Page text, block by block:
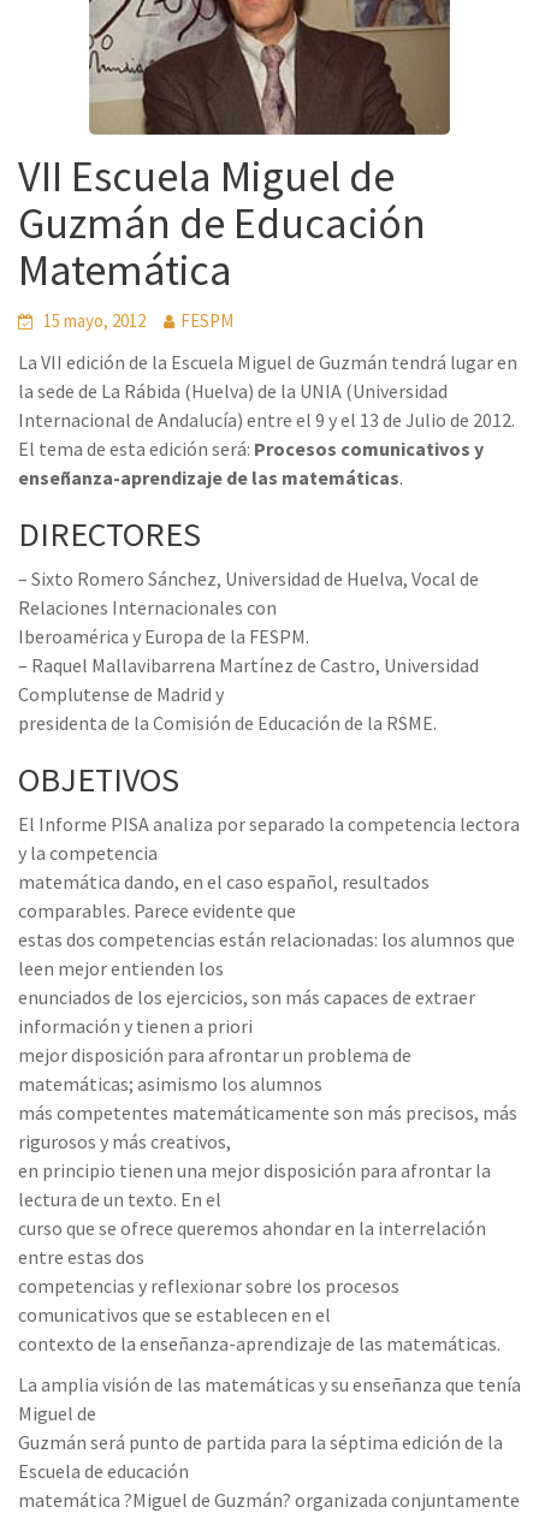
VII Escuela Miguel de
Guzmán de Educación
Matemática
15 mayo, 2012 FESPM
La VII edición de la Escuela Miguel de Guzmán tendrá lugar en
la sede de La Rábida (Huelva) de la UNIA (Universidad
Internacional de Andalucía) entre el 9 y el 13 de Julio de 2012.
El tema de esta edición será: Procesos comunicativos y
enseñanza-aprendizaje de las matemáticas.
DIRECTORES
– Sixto Romero Sánchez, Universidad de Huelva, Vocal de
Relaciones Internacionales con
Iberoamérica y Europa de la FESPM.
– Raquel Mallavibarrena Martínez de Castro, Universidad
Complutense de Madrid y
presidenta de la Comisión de Educación de la RSME.
OBJETIVOS
El Informe PISA analiza por separado la competencia lectora
y la competencia
matemática dando, en el caso español, resultados
comparables. Parece evidente que
estas dos competencias están relacionadas: los alumnos que
leen mejor entienden los
enunciados de los ejercicios, son más capaces de extraer
información y tienen a priori
mejor disposición para afrontar un problema de
matemáticas; asimismo los alumnos
más competentes matemáticamente son más precisos, más
rigurosos y más creativos,
en principio tienen una mejor disposición para afrontar la
lectura de un texto. En el
curso que se ofrece queremos ahondar en la interrelación
entre estas dos
competencias y reflexionar sobre los procesos
comunicativos que se establecen en el
contexto de la enseñanza-aprendizaje de las matemáticas.
La amplia visión de las matemáticas y su enseñanza que tenía
Miguel de
Guzmán será punto de partida para la séptima edición de la
Escuela de educación
matemática ?Miguel de Guzmán? organizada conjuntamente